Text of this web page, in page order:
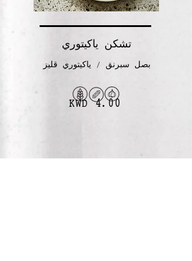
تشكن ياكيتوري
بصل سبرنق / ياكيتوري قليز
KWD 4.00